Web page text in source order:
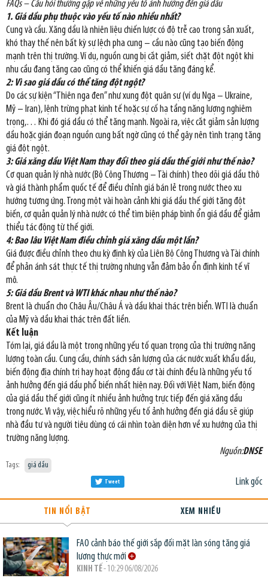
FAQs – Câu hỏi thường gặp về những yếu tố ảnh hưởng đến giá dầu
1. Giá dầu phụ thuộc vào yếu tố nào nhiều nhất?
Cung và cầu. Xăng dầu là nhiên liệu chiến lược có độ trễ cao trong sản xuất,
khó thay thế nên bất kỳ sự lệch pha cung – cầu nào cũng tạo biến động
mạnh trên thị trường. Ví dụ, nguồn cung bị cắt giảm, siết chặt đột ngột khi
nhu cầu đang tăng cao cũng có thể khiến giá dầu tăng đáng kể.
2: Vì sao giá dầu có thể tăng đột ngột?
Do các sự kiện “Thiên nga đen” như xung đột quân sự (ví dụ Nga – Ukraine,
Mỹ – Iran), lệnh trừng phạt kinh tế hoặc sự cố hạ tầng năng lượng nghiêm
trọng,… Khi đó giá dầu có thể tăng mạnh. Ngoài ra, việc cắt giảm sản lượng
dầu hoặc gián đoạn nguồn cung bất ngờ cũng có thể gây nên tình trạng tăng
giá đột ngột.
3: Giá xăng dầu Việt Nam thay đổi theo giá dầu thế giới như thế nào?
Cơ quan quản lý nhà nước (Bộ Công Thương – Tài chính) theo dõi giá dầu thô
và giá thành phẩm quốc tế để điều chỉnh giá bán lẻ trong nước theo xu
hướng tương ứng. Trong một vài hoàn cảnh khi giá dầu thế giới tăng đột
biến, cơ quản quản lý nhà nước có thể tìm biện pháp bình ổn giá dầu để giảm
thiểu tác động từ thế giới.
4: Bao lâu Việt Nam điều chỉnh giá xăng dầu một lần?
Giá được điều chỉnh theo chu kỳ định kỳ của Liên Bộ Công Thương và Tài chính
để phản ánh sát thực tế thị trường nhưng vẫn đảm bảo ổn định kinh tế vĩ
mô.
5: Giá dầu Brent và WTI khác nhau như thế nào?
Brent là chuẩn cho Châu Âu/Châu Á và dầu khai thác trên biển. WTI là chuẩn
của Mỹ và dầu khai thác trên đất liền.
Kết luận
Tóm lại, giá dầu là một trong những yếu tố quan trọng của thị trường năng
lượng toàn cầu. Cung cầu, chính sách sản lượng của các nước xuất khẩu dầu,
biến động địa chính trị hay hoạt động đầu cơ tài chính đều là những yếu tố
ảnh hưởng đến giá dầu phổ biến nhất hiện nay. Đối với Việt Nam, biến động
của giá dầu thế giới cũng ít nhiều ảnh hưởng trực tiếp đến giá xăng dầu
trong nước. Vì vậy, việc hiểu rõ những yếu tố ảnh hưởng đến giá dầu sẽ giúp
nhà đầu tư và người tiêu dùng có cái nhìn toàn diện hơn về xu hướng của thị
trường năng lượng.
Nguồn:DNSE
Tags: giá dầu
Link gốc
Tweet
TIN NỔI BẬT XEM NHIỀU
FAO cảnh báo thế giới sắp đối mặt làn sóng tăng giá
lương thực mới
KINH TẾ- 10:29 06/08/2026